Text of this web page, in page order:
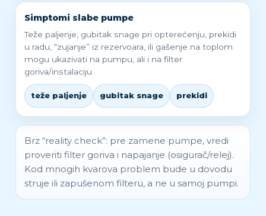
Simptomi slabe pumpe
Teže paljenje, gubitak snage pri opterećenju, prekidi
u radu, “zujanje” iz rezervoara, ili gašenje na toplom
mogu ukazivati na pumpu, ali i na filter
goriva/instalaciju.
teže paljenje gubitak snage prekidi
Brz “reality check”: pre zamene pumpe, vredi
proveriti filter goriva i napajanje (osigurač/relej).
Kod mnogih kvarova problem bude u dovodu
struje ili zapušenom filteru, a ne u samoj pumpi.